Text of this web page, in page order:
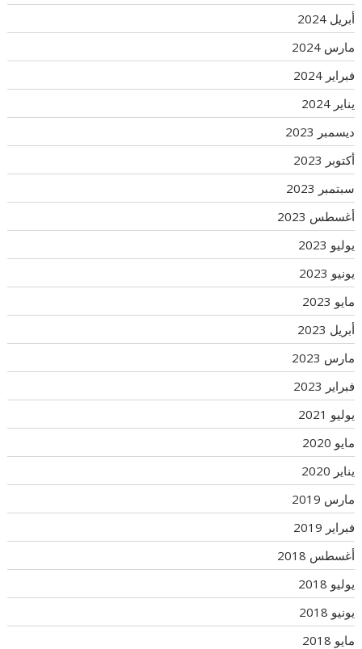
أبريل 2024
مارس 2024
فبراير 2024
يناير 2024
ديسمبر 2023
أكتوبر 2023
سبتمبر 2023
أغسطس 2023
يوليو 2023
يونيو 2023
مايو 2023
أبريل 2023
مارس 2023
فبراير 2023
يوليو 2021
مايو 2020
يناير 2020
مارس 2019
فبراير 2019
أغسطس 2018
يوليو 2018
يونيو 2018
مايو 2018